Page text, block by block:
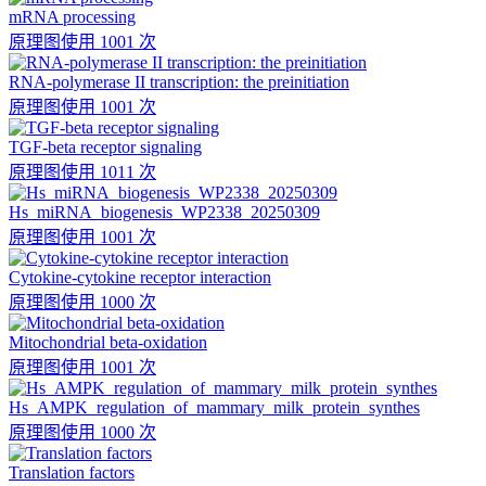
mRNA processing
原理图使用 1001 次
RNA-polymerase II transcription: the preinitiation
原理图使用 1001 次
TGF-beta receptor signaling
原理图使用 1011 次
Hs_miRNA_biogenesis_WP2338_20250309
原理图使用 1001 次
Cytokine-cytokine receptor interaction
原理图使用 1000 次
Mitochondrial beta-oxidation
原理图使用 1001 次
Hs_AMPK_regulation_of_mammary_milk_protein_synthes
原理图使用 1000 次
Translation factors